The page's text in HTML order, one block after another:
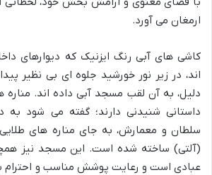
ارمغان می آورد.
کاشی های آبی رنگ ایزنیک که دیوارهای
اند، در زیر نور خورشید جلوه ای بی نظیر
دلیل، به آن لقب مسجد آبی داده اند.
داستانی شنیدنی دارند؛ گفته می شود به
سلطان و معمارش، به جای مناره های
(آلتی) ساخته شده است. این مسجد نیز
عبادی است و رعایت پوشش مناسب و احترام